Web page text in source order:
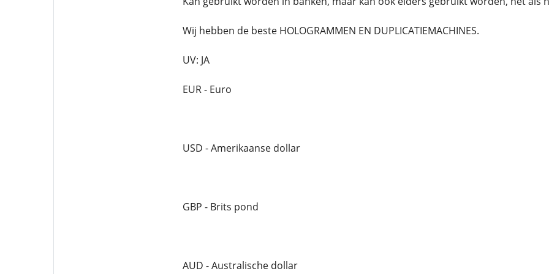
Wij hebben de beste HOLOGRAMMEN EN DUPLICATIEMACHINES.
UV: JA
EUR - Euro
USD - Amerikaanse dollar
GBP - Brits pond
AUD - Australische dollar